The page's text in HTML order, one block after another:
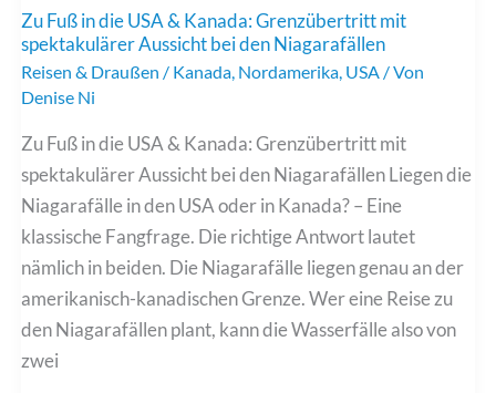
Zu Fuß in die USA & Kanada: Grenzübertritt mit
spektakulärer Aussicht bei den Niagarafällen
Reisen & Draußen / Kanada, Nordamerika, USA / Von
Denise Ni
Zu Fuß in die USA & Kanada: Grenzübertritt mit
spektakulärer Aussicht bei den Niagarafällen Liegen die
Niagarafälle in den USA oder in Kanada? – Eine
klassische Fangfrage. Die richtige Antwort lautet
nämlich in beiden. Die Niagarafälle liegen genau an der
amerikanisch-kanadischen Grenze. Wer eine Reise zu
den Niagarafällen plant, kann die Wasserfälle also von
zwei